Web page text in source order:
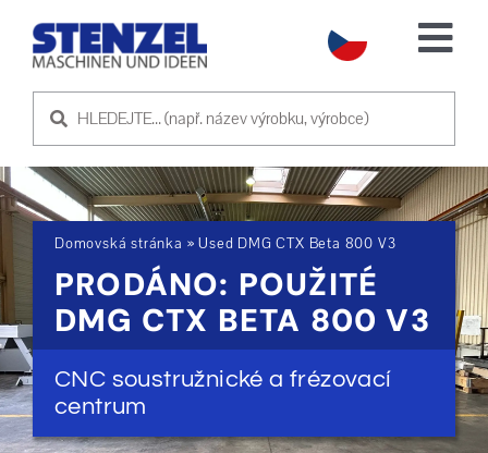
POUŽITÉ STROJE
PRODEJ STROJE
SLUŽBA
O NÁS
KONTAKTUJTE NÁS
Domovská stránka »Used DMG CTX Beta 800 V3
PRODÁNO: POUŽITÉ
DMG CTX BETA 800 V3
CNC soustružnické a frézovací
centrum